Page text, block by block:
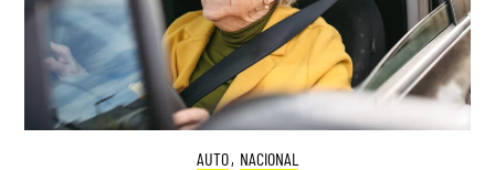
AUTO, NACIONAL